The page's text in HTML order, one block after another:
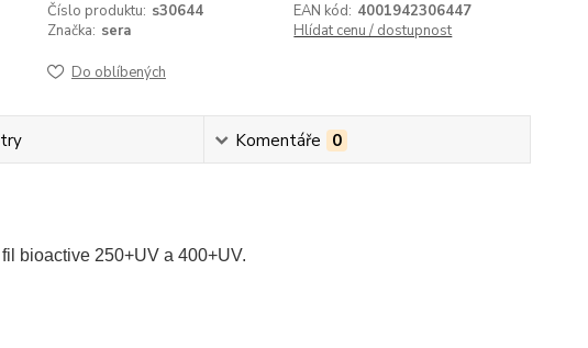
Číslo produktu: s30644 EAN kód: 4001942306447
Značka: sera Hlídat cenu / dostupnost
Do oblíbených
Komentáře 0
bioactive 250+UV a 400+UV.